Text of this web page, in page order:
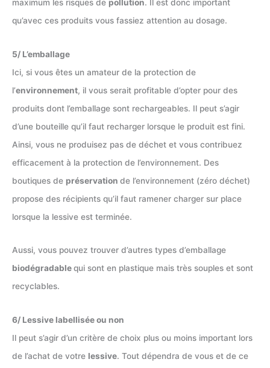
maximum les risques de pollution. Il est donc important
qu’avec ces produits vous fassiez attention au dosage.
5/ L’emballage
Ici, si vous êtes un amateur de la protection de
l’environnement, il vous serait profitable d’opter pour des
produits dont l’emballage sont rechargeables. Il peut s’agir
d’une bouteille qu’il faut recharger lorsque le produit est fini.
Ainsi, vous ne produisez pas de déchet et vous contribuez
efficacement à la protection de l’environnement. Des
boutiques de préservation de l’environnement (zéro déchet)
propose des récipients qu’il faut ramener charger sur place
lorsque la lessive est terminée.
Aussi, vous pouvez trouver d’autres types d’emballage
biodégradablequi sont en plastique mais très souples et sont
recyclables.
6/ Lessive labellisée ou non
Il peut s’agir d’un critère de choix plus ou moins important lors
de l’achat de votre lessive. Tout dépendra de vous et de ce